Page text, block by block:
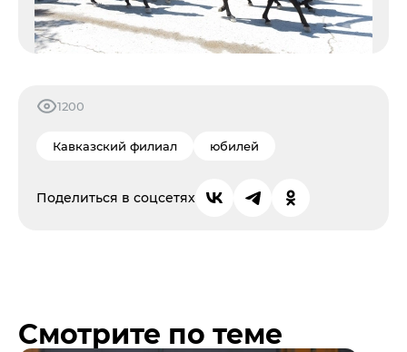
1200
Кавказский филиал юбилей
Поделиться в соцсетях
Смотрите по теме